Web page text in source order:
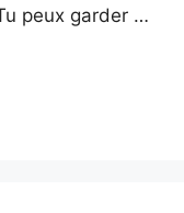
peux garder …